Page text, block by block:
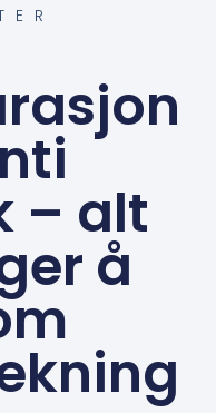
– alt
å